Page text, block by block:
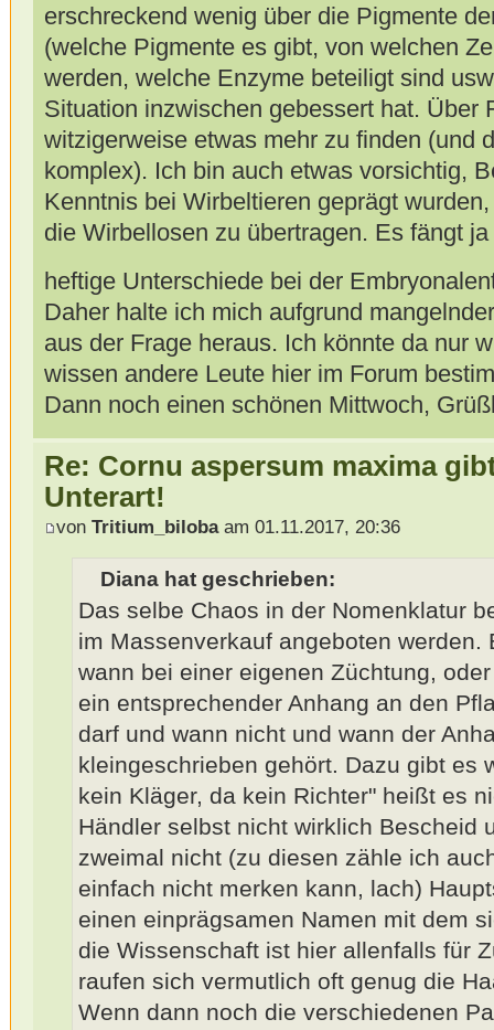
erschreckend wenig über die Pigmente
(welche Pigmente es gibt, von welchen
werden, welche Enzyme beteiligt sind
Situation inzwischen gebessert hat. Über
witzigerweise etwas mehr zu finden (und
komplex). Ich bin auch etwas vorsichtig,
Kenntnis bei Wirbeltieren geprägt
die Wirbellosen zu übertragen. Es fängt
heftige Unterschiede bei der
Daher halte ich mich aufgrund
aus der Frage heraus. Ich könnte da nur
wissen andere Leute hier im Forum
Dann noch einen schönen Mittwoch,
Re: Cornu aspersum maxima
Unterart!
von Tritium_bilobaam 01.11.2017, 20:36
Diana hat geschrieben:
Das selbe Chaos in der Nomenklatur
im Massenverkauf angeboten werden.
wann bei einer eigenen Züchtung,
ein entsprechender Anhang an den
darf und wann nicht und wann der
kleingeschrieben gehört. Dazu gibt es
kein Kläger, da kein Richter" heißt es
Händler selbst nicht wirklich Bescheid
zweimal nicht (zu diesen zähle ich
einfach nicht merken kann, lach)
einen einprägsamen Namen mit dem
die Wissenschaft ist hier allenfalls für
raufen sich vermutlich oft genug die
Wenn dann noch die verschiedenen